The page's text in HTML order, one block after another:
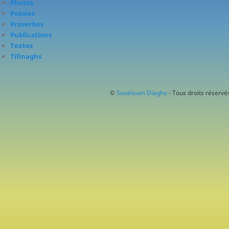
Photos
Poésies
Proverbes
Publications
Textes
Tifinaghs
© Souéloum Diagho- Tous droits